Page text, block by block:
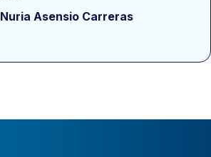
Nuria Asensio Carreras